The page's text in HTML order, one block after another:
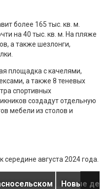
более 165 тыс. кв. м.
на 40 тыс. кв. м. На пляже
а также шезлонги,
площадка с качелями,
а также 8 теневых
спортивных
создадут отдельную
мебели из столов и
августа 2024 года.
Новые